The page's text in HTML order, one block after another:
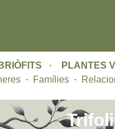
BRIÒFITS · PLANTES
· Famílies ·